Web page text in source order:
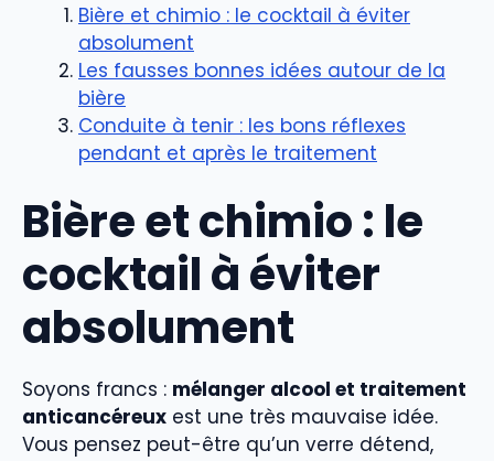
Bière et chimio : le cocktail à éviter
absolument
Les fausses bonnes idées autour de la
bière
Conduite à tenir : les bons réflexes
pendant et après le traitement
Bière et chimio : le
cocktail à éviter
absolument
Soyons francs : mélanger alcool et traitement
anticancéreux est une très mauvaise idée.
Vous pensez peut-être qu’un verre détend,